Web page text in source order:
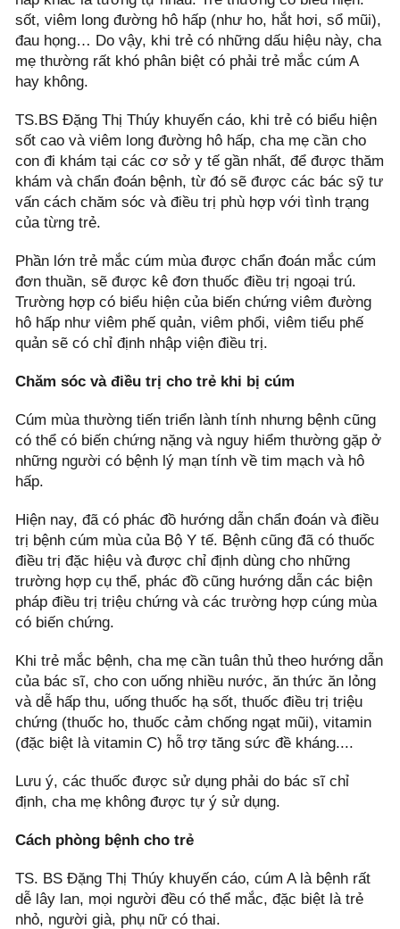
sốt, viêm long đường hô hấp (như ho, hắt hơi, sổ mũi),
đau họng… Do vậy, khi trẻ có những dấu hiệu này, cha
mẹ thường rất khó phân biệt có phải trẻ mắc cúm A
hay không.
TS.BS Đặng Thị Thúy khuyến cáo, khi trẻ có biểu hiện
sốt cao và viêm long đường hô hấp, cha mẹ cần cho
con đi khám tại các cơ sở y tế gần nhất, để được thăm
khám và chẩn đoán bệnh, từ đó sẽ được các bác sỹ tư
vấn cách chăm sóc và điều trị phù hợp với tình trạng
của từng trẻ.
Phần lớn trẻ mắc cúm mùa được chẩn đoán mắc cúm
đơn thuần, sẽ được kê đơn thuốc điều trị ngoại trú.
Trường hợp có biểu hiện của biến chứng viêm đường
hô hấp như viêm phế quản, viêm phổi, viêm tiểu phế
quản sẽ có chỉ định nhập viện điều trị.
Chăm sóc và điều trị cho trẻ khi bị cúm
Cúm mùa thường tiến triển lành tính nhưng bệnh cũng
có thể có biến chứng nặng và nguy hiểm thường gặp ở
những người có bệnh lý mạn tính về tim mạch và hô
hấp.
Hiện nay, đã có phác đồ hướng dẫn chẩn đoán và điều
trị bệnh cúm mùa của Bộ Y tế. Bệnh cũng đã có thuốc
điều trị đặc hiệu và được chỉ định dùng cho những
trường hợp cụ thể, phác đồ cũng hướng dẫn các biện
pháp điều trị triệu chứng và các trường hợp cúng mùa
có biến chứng.
Khi trẻ mắc bệnh, cha mẹ cần tuân thủ theo hướng dẫn
của bác sĩ, cho con uống nhiều nước, ăn thức ăn lỏng
và dễ hấp thu, uống thuốc hạ sốt, thuốc điều trị triệu
chứng (thuốc ho, thuốc cảm chống ngạt mũi), vitamin
(đặc biệt là vitamin C) hỗ trợ tăng sức đề kháng....
Lưu ý, các thuốc được sử dụng phải do bác sĩ chỉ
định, cha mẹ không được tự ý sử dụng.
Cách phòng bệnh cho trẻ
TS. BS Đặng Thị Thúy khuyến cáo, cúm A là bệnh rất
dễ lây lan, mọi người đều có thể mắc, đặc biệt là trẻ
nhỏ, người già, phụ nữ có thai.